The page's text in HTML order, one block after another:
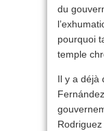
du
pourquoi
temple
Il y a déjà